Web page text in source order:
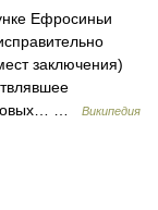
Ефросиньи
заключения)
…
Википедия